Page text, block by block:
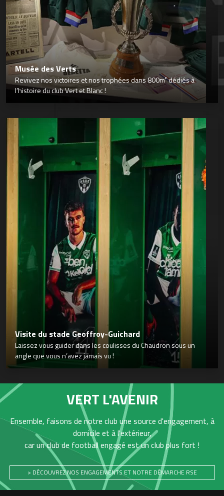
Musée des Verts
Revivez nos victoires et nos trophées dans 800m² dédiés à
l’histoire du club Vert et Blanc !
Visite du stade Geoffroy-Guichard
Laissez vous guider dans les coulisses du Chaudron sous un
angle que vous n’avez jamais vu !
VERT L'AVENIR
Ensemble, faisons de notre club une source d'engagement, à
domicile et à l'extérieur,
car un club de football engagé est un club plus fort !
> DÉCOUVREZ NOS ENGAGEMENTS ET NOTRE DÉMARCHE RSE